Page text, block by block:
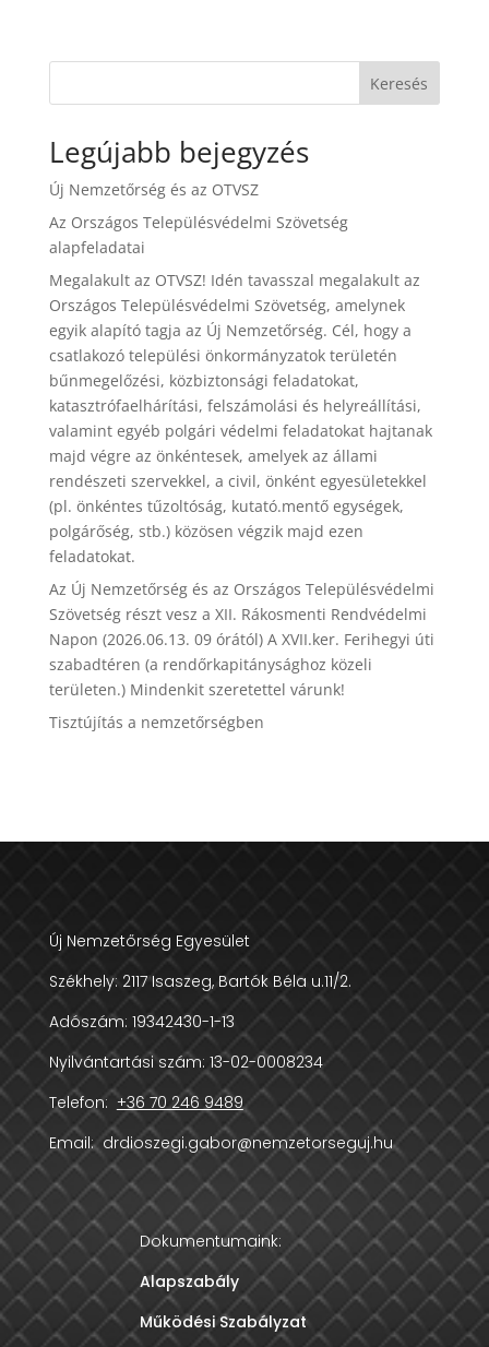
Keresés
Legújabb bejegyzés
Új Nemzetőrség és az OTVSZ
Az Országos Településvédelmi Szövetség
alapfeladatai
Megalakult az OTVSZ! Idén tavasszal megalakult az
Országos Településvédelmi Szövetség, amelynek
egyik alapító tagja az Új Nemzetőrség. Cél, hogy a
csatlakozó települési önkormányzatok területén
bűnmegelőzési, közbiztonsági feladatokat,
katasztrófaelhárítási, felszámolási és helyreállítási,
valamint egyéb polgári védelmi feladatokat hajtanak
majd végre az önkéntesek, amelyek az állami
rendészeti szervekkel, a civil, önként egyesületekkel
(pl. önkéntes tűzoltóság, kutató.mentő egységek,
polgárőség, stb.) közösen végzik majd ezen
feladatokat.
Az Új Nemzetőrség és az Országos Településvédelmi
Szövetség részt vesz a XII. Rákosmenti Rendvédelmi
Napon (2026.06.13. 09 órától) A XVII.ker. Ferihegyi úti
szabadtéren (a rendőrkapitánysághoz közeli
területen.) Mindenkit szeretettel várunk!
Tisztújítás a nemzetőrségben
Új Nemzetőrség Egyesület
Székhely: 2117 Isaszeg, Bartók Béla u.11/2.
Adószám: 19342430-1-13
Nyilvántartási szám: 13-02-0008234
Telefon: +36 70 246 9489
Email:drdioszegi.gabor@nemzetorseguj.hu
Dokumentumaink:
Alapszabály
Működési Szabályzat